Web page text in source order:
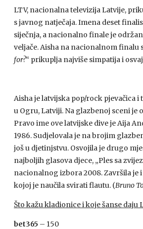
LTV, nacionalna televizija Latvije,
s javnog natječaja. Imena deset
siječnja, a nacionalno finale je
veljače. Aisha na nacionalnom finalu
for?“ prikuplja najviše simpatija i
Aisha je latvijska pop/rock pjevačica i
u Ogru, Latviji. Na glazbenoj sceni je
Pravo ime ove latvijske dive je Aija
1986. Sudjelovala je na brojim
još u djetinjstvu. Osvojila je drugo
najboljih glasova djece, „Ples sa
nacionalnog izbora 2008. Završila je
kojoj je naučila svirati flautu. (Bruno
Što kažu kladionice i koje šanse daju
bet365 – 150